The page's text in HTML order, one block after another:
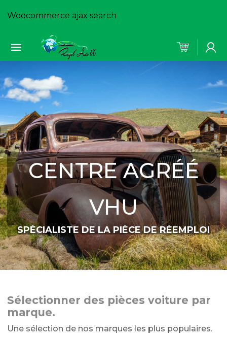
Woocommerce ajax search
CENTRE AGRÉÉ
VHU
SPÉCIALISTE DE LA PIÈCE DE RÉEMPLOI
Sélectionner des pièces voiture par
marque.
Une sélection de nos marques les plus populaires.